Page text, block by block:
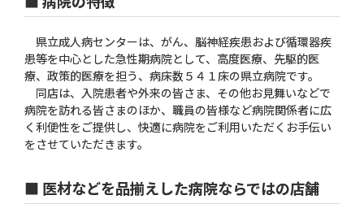
県立成人病センターは、がん、脳神経疾患および循環器疾
患等を中心とした急性期病院として、高度医療、先駆的医
療、政策的医療を担う、病床数５４１床の県立病院です。
同店は、入院患者や外来の皆さま、その他お見舞いなどで
病院を訪れる皆さまのほか、職員の皆様など病院関係者に広
く利便性をご提供し、快適に病院をご利用いただくお手伝い
をさせていただきます。
■ 医材などを品揃えした病院ならではの店舗